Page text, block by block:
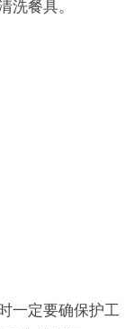
餐具。
一定要确保护工